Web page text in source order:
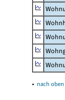
▴ nach oben